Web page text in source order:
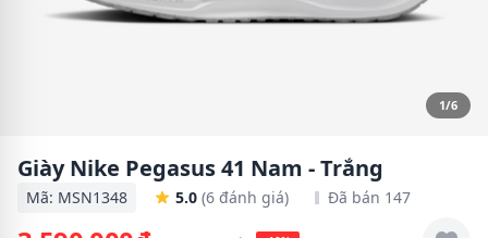
1/6
Giày Nike Pegasus 41 Nam - Trắng
Mã: MSN1348 5.0 (6 đánh giá) Đã bán 147